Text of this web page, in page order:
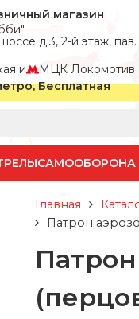
магазин
д.3, 2-й этаж, пав.
и
МЦК Локомотив
Бесплатная
САМООБОРОНА
Главная
Патрон